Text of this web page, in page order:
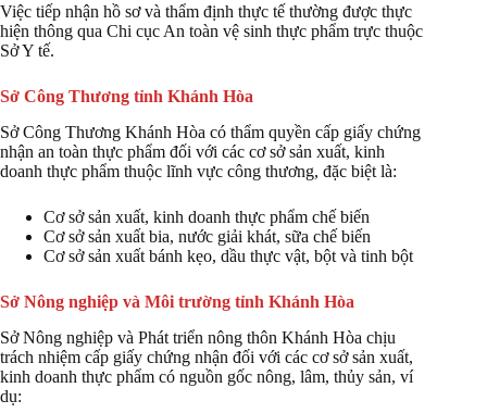
Việc tiếp nhận hồ sơ và thẩm định thực tế thường được thực
hiện thông qua Chi cục An toàn vệ sinh thực phẩm trực thuộc
Sở Y tế.
Sở Công Thương tỉnh Khánh Hòa
Sở Công Thương Khánh Hòa có thẩm quyền cấp giấy chứng
nhận an toàn thực phẩm đối với các cơ sở sản xuất, kinh
doanh thực phẩm thuộc lĩnh vực công thương, đặc biệt là:
Cơ sở sản xuất, kinh doanh thực phẩm chế biến
Cơ sở sản xuất bia, nước giải khát, sữa chế biến
Cơ sở sản xuất bánh kẹo, dầu thực vật, bột và tinh bột
Sở Nông nghiệp và Môi trường tỉnh Khánh Hòa
Sở Nông nghiệp và Phát triển nông thôn Khánh Hòa chịu
trách nhiệm cấp giấy chứng nhận đối với các cơ sở sản xuất,
kinh doanh thực phẩm có nguồn gốc nông, lâm, thủy sản, ví
dụ: